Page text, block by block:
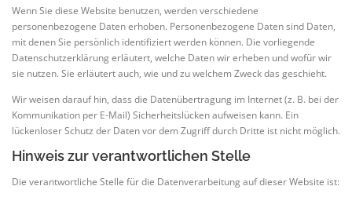
Wenn Sie diese Website benutzen, werden verschiedene
personenbezogene Daten erhoben. Personenbezogene Daten sind Daten,
mit denen Sie persönlich identifiziert werden können. Die vorliegende
Datenschutzerklärung erläutert, welche Daten wir erheben und wofür wir
sie nutzen. Sie erläutert auch, wie und zu welchem Zweck das geschieht.
Wir weisen darauf hin, dass die Datenübertragung im Internet (z. B. bei der
Kommunikation per E-Mail) Sicherheitslücken aufweisen kann. Ein
lückenloser Schutz der Daten vor dem Zugriff durch Dritte ist nicht möglich.
Hinweis zur verantwortlichen Stelle
Die verantwortliche Stelle für die Datenverarbeitung auf dieser Website ist: